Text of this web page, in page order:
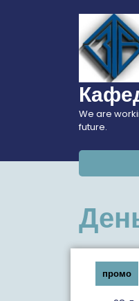
We are
future.
промо